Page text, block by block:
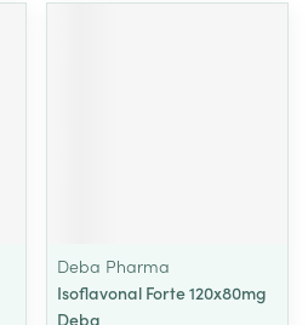
Deba Pharma
Isoflavonal Forte 120x80mg
Deba